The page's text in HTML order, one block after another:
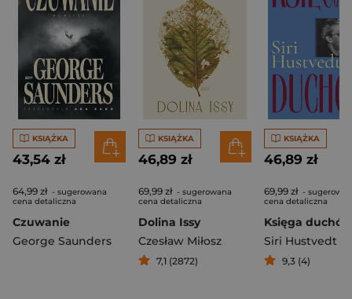
KSIĄŻKA
43,54 zł
64,99 zł - sugerowana
cena detaliczna
Czuwanie
George Saunders
KSIĄŻKA
46,89 zł
69,99 zł - sugerowana
cena detaliczna
Dolina Issy
Czesław Miłosz
7,1 (2872)
KSIĄŻKA
46,89 zł
69,99 zł -
cena detaliczna
Księga duchów
Siri Hustvedt
9,3 (4)